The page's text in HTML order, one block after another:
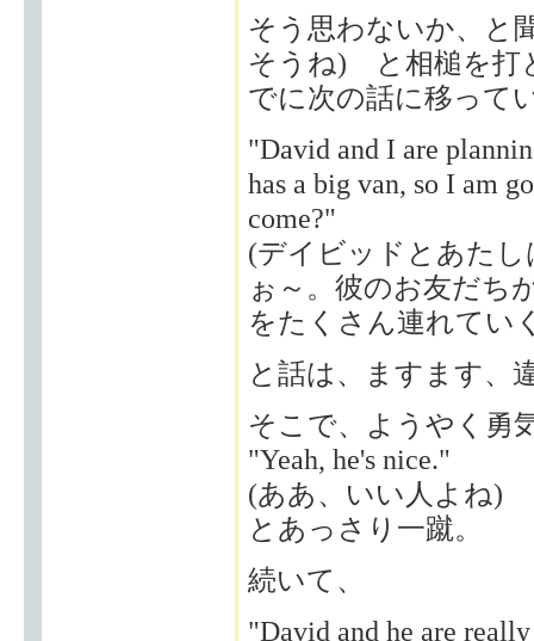
そう思わないか、と
そうね) と相槌を打
でに次の話に移って
"David and I are
has a big van, so I am
come?"
(デイビッドとあた
ぉ～。彼のお友だち
をたくさん連れてい
と話は、ますます
そこで、ようやく勇
"Yeah, he's nice."
(ああ、いい人よね)
とあっさり一蹴。
続いて、
"David and he are